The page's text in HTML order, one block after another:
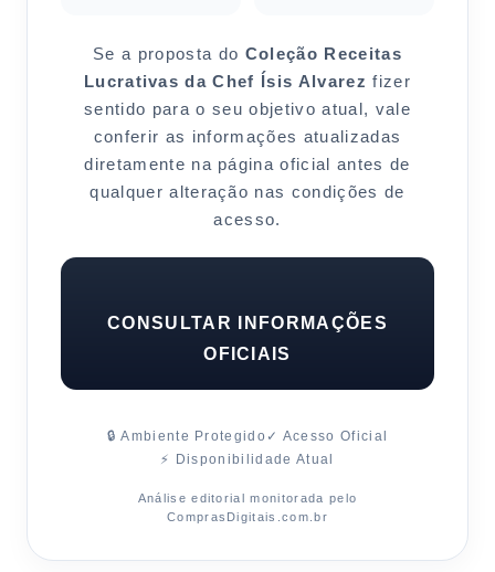
Se a proposta do Coleção Receitas
Lucrativas da Chef Ísis Alvarez fizer
sentido para o seu objetivo atual, vale
conferir as informações atualizadas
diretamente na página oficial antes de
qualquer alteração nas condições de
acesso.
CONSULTAR INFORMAÇÕES
OFICIAIS
🔒 Ambiente Protegido ✓ Acesso Oficial
⚡ Disponibilidade Atual
Análise editorial monitorada pelo
ComprasDigitais.com.br